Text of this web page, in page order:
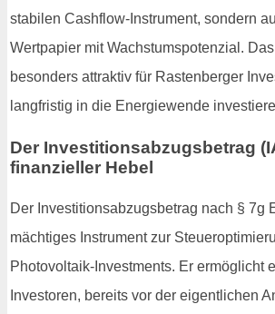
stabilen Cashflow-Instrument, sondern
Wertpapier mit Wachstumspotenzial.
besonders attraktiv für Rastenberger
langfristig in die Energiewende
Der Investitionsabzugsbetrag
finanzieller Hebel
Der Investitionsabzugsbetrag nach § 7g
mächtiges Instrument zur
Photovoltaik-Investments. Er ermöglicht
Investoren, bereits vor der eigentlichen